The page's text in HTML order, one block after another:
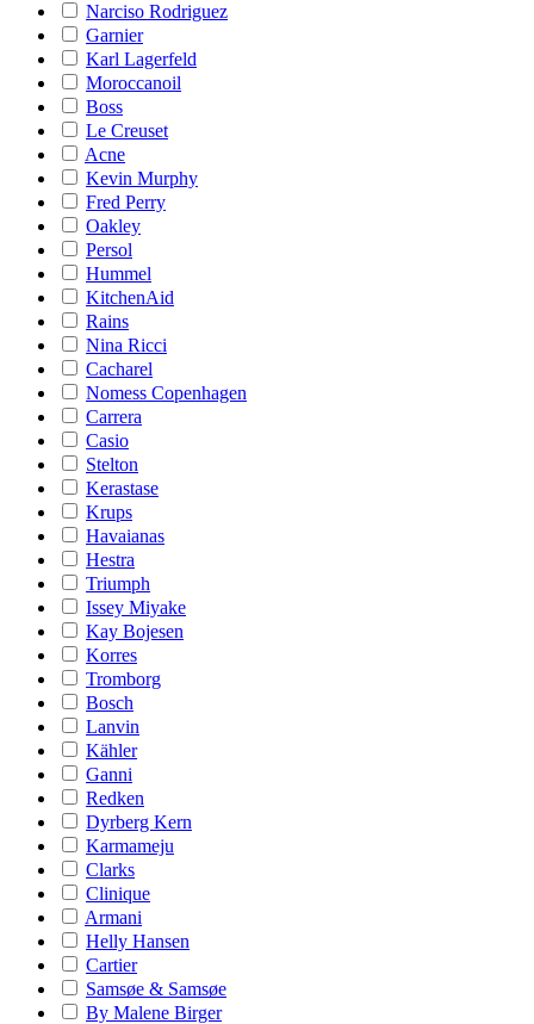
Narciso Rodriguez
Garnier
Karl Lagerfeld
Moroccanoil
Boss
Le Creuset
Acne
Kevin Murphy
Fred Perry
Oakley
Persol
Hummel
KitchenAid
Rains
Nina Ricci
Cacharel
Nomess Copenhagen
Carrera
Casio
Stelton
Kerastase
Krups
Havaianas
Hestra
Triumph
Issey Miyake
Kay Bojesen
Korres
Tromborg
Bosch
Lanvin
Kähler
Ganni
Redken
Dyrberg Kern
Karmameju
Clarks
Clinique
Armani
Helly Hansen
Cartier
Samsøe & Samsøe
By Malene Birger